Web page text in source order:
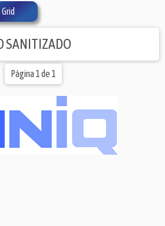
Grid
SANITIZADO
Página 1 de 1